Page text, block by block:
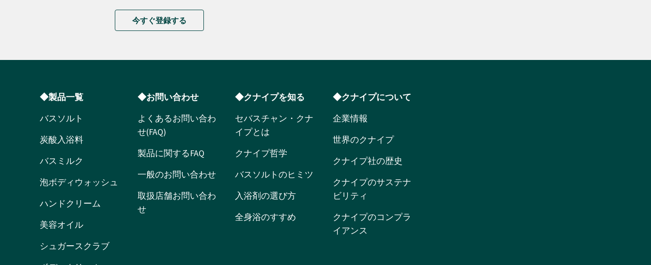
今すぐ登録する
◆製品一覧
バスソルト
炭酸入浴料
バスミルク
泡ボディウォッシュ
ハンドクリーム
美容オイル
シュガースクラブ
◆お問い合わせ
よくあるお問い合わ
せ(FAQ)
製品に関するFAQ
一般のお問い合わせ
取扱店舗お問い合わ
せ
◆クナイプを知る
セバスチャン・クナ
イプとは
クナイプ哲学
バスソルトのヒミツ
入浴剤の選び方
全身浴のすすめ
◆クナイプについて
企業情報
世界のクナイプ
クナイプ社の歴史
クナイプのサステナ
ビリティ
クナイプのコンプラ
イアンス